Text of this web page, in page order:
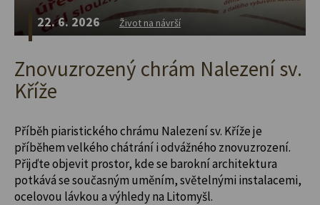
22. 6. 2026 Život na návrší
Znovuzrozený chrám Nalezení sv.
Kříže
Příběh piaristického chrámu Nalezení sv. Kříže je
příběhem velkého chátrání i odvážného znovuzrození.
Přijďte objevit prostor, kde se barokní architektura
potkává se současným uměním, světelnými instalacemi,
ocelovou lávkou a výhledy na Litomyšl.